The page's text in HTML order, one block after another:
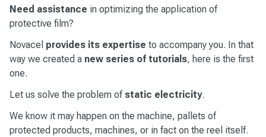
Need assistance in optimizing the application of
protective film?
Novacel provides its expertise to accompany you. In that
way we created a new series of tutorials, here is the first
one.
Let us solve the problem of static electricity.
We know it may happen on the machine, pallets of
protected products, machines, or in fact on the reel itself.